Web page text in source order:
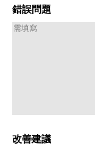
錯誤問題
改善建議